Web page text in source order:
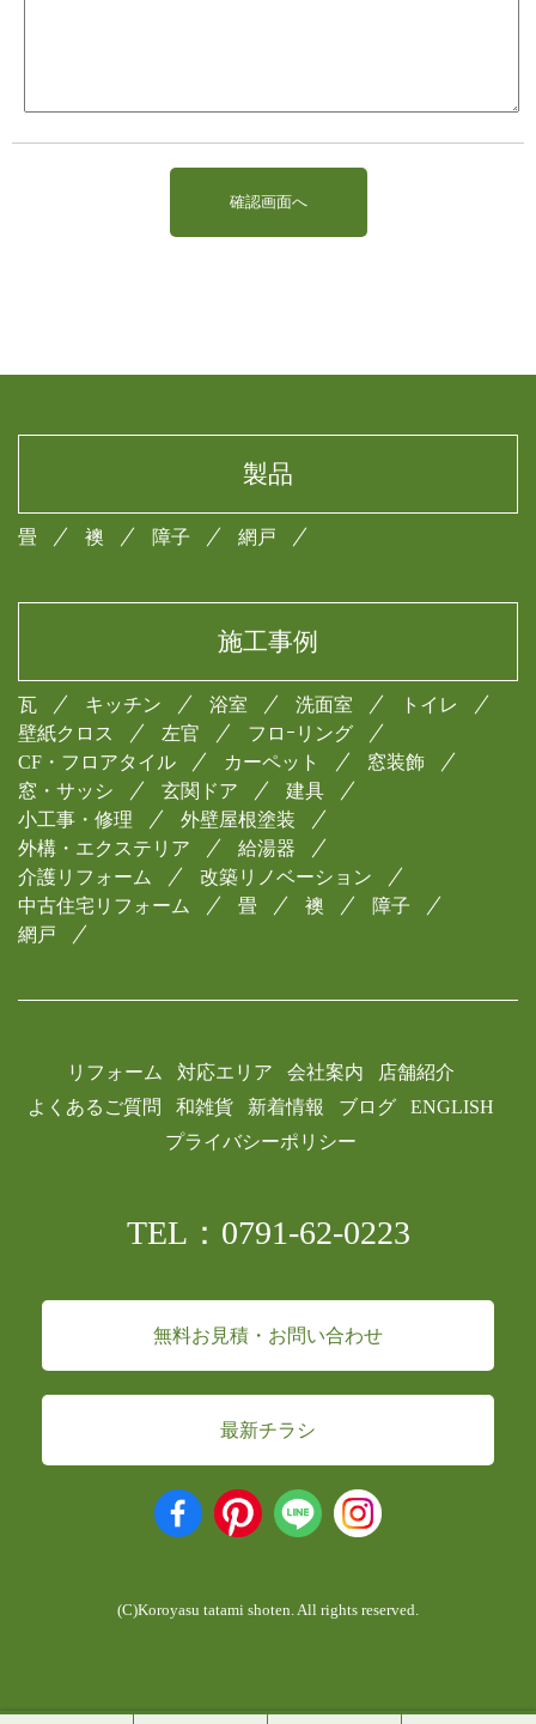
製品
畳 襖 障子 網戸
施工事例
瓦 キッチン 浴室 洗面室
トイレ
壁紙クロス
左官
フロｰリング
CF・フロアタイル
カーペット
窓装飾
窓・サッシ
玄関ドア
建具
小工事・修理
外壁屋根塗装
外構・エクステリア
給湯器
介護リフォーム
改築リノベーション
中古住宅リフォーム
畳 襖
障子
網戸
リフォーム 対応エリア 会社案内
店舗紹介
よくあるご質問
和雑貨 新着情報 ブログ
ENGLISH
プライバシーポリシー
TEL：0791-62-0223
無料お見積・お問い合わせ
最新チラシ
(C)Koroyasu tatami shoten. All rights reserved.